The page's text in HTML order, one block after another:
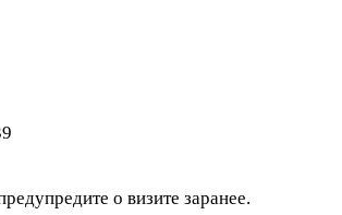
о визите заранее.